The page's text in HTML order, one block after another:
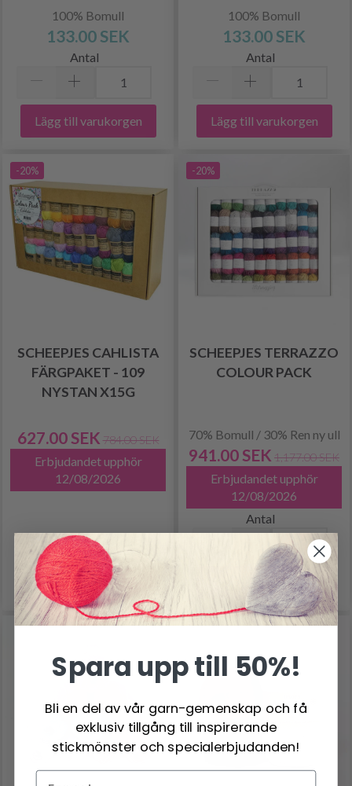
100% Bomull
133.00 SEK
Antal
Lägg till varukorgen
100% Bomull
133.00 SEK
Antal
Lägg till varukorgen
-20%
SCHEEPJES CAHLISTA
FÄRGPAKET - 109
NYSTAN X15G
627.00 SEK 784.00 SEK
Erbjudandet upphör
12/08/2026
-20%
SCHEEPJES TERRAZZO
COLOUR PACK
70% Bomull / 30% Ren ny ull
941.00 SEK 1,177.00 SEK
Erbjudandet upphör
12/08/2026
Antal
Lägg till varukorgen
Spara upp till 50%!
Bli en del av vår garn-gemenskap och få
exklusiv tillgång till inspirerande
stickmönster och specialerbjudanden!